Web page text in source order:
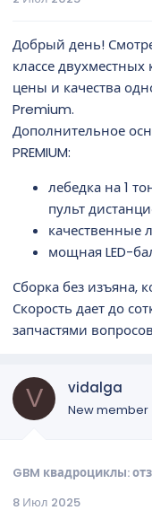
Добрый день!
классе
цены и качества
Premium.
Дополнительное
PREMIUM:
лебедка на 1
пульт
качественные
мощная LED-
Сборка без изъяна,
Скорость дает до
запчастями
V vidalga
New member
GBM квадроциклы:
8 Июл 2025